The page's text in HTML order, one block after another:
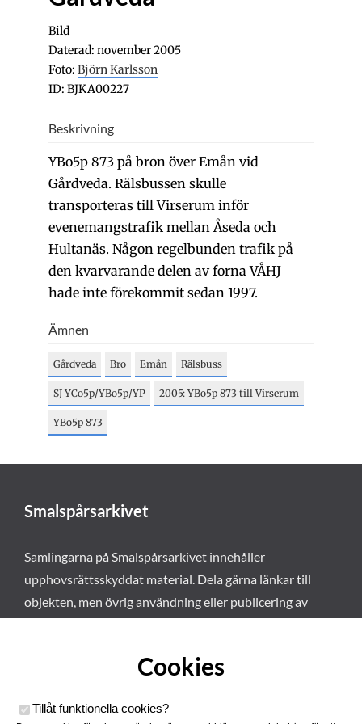
Bild
Daterad: november 2005
Foto: Björn Karlsson
ID: BJKA00227
Beskrivning
YBo5p 873 på bron över Emån vid
Gårdveda. Rälsbussen skulle
transporteras till Virserum inför
evenemangstrafik mellan Åseda och
Hultanäs. Någon regelbunden trafik på
den kvarvarande delen av forna VÅHJ
hade inte förekommit sedan 1997.
Ämnen
Gårdveda Bro Emån Rälsbuss
SJ YCo5p/YBo5p/YP 2005: YBo5p 873 till Virserum
YBo5p 873
Smalspårsarkivet
Samlingarna på Smalspårsarkivet innehåller
upphovsrättsskyddat material. Dela gärna länkar till
objekten, men övrig användning eller publicering av
Cookies
Tillåt funktionella cookies?